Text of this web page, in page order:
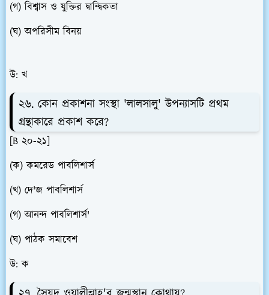
(গ) বিশ্বাস ও যুক্তির দ্বান্দ্বিকতা
(ঘ) অপরিসীম বিনয়
উ: খ
২৬. কোন প্রকাশনা সংস্থা 'লালসালু' উপন্যাসটি প্রথম
গ্রন্থাকারে প্রকাশ করে?
[B ২০-২১]
(ক) কমরেড পাবলিশার্স
(খ) দে'জ পাবলিশার্স
(গ) আনন্দ পাবলিশার্স'
(ঘ) পাঠক সমাবেশ
উ: ক